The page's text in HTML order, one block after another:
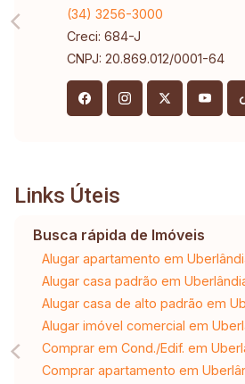
(34) 3256-3000
Creci: 684-J
CNPJ: 20.869.012/0001-64
Links Úteis
Busca rápida de Imóveis
Alugar apartamento em
Alugar casa padrão em
Alugar casa de alto padrão em
Alugar imóvel comercial em
Comprar em Cond./Edif. em
Comprar apartamento em